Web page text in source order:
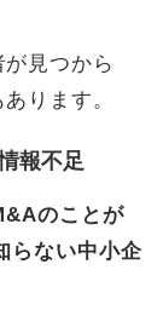
見つから
ります。
報不足
のことが
らない中小企